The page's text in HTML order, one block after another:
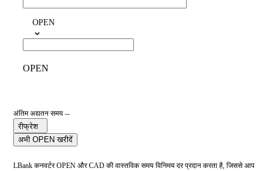
OPEN
OPEN
अंतिम अद्यतन समय --
रीफ्रेश
अभी OPEN खरीदें
LBank कनवर्टर OPEN और CAD की वास्तविक समय विनिमय दर प्रदान करता है, जिससे आप